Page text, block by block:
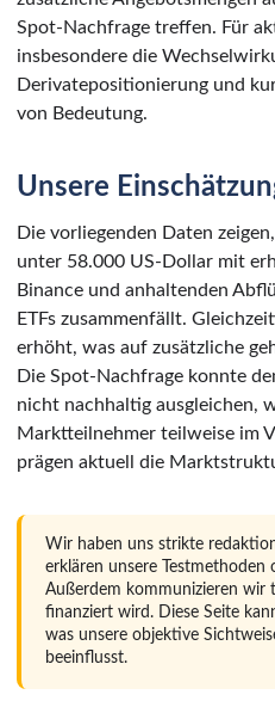
Spot-Nachfrage treffen. Für
insbesondere die
Derivatepositionierung und
von Bedeutung.
Unsere
Die vorliegenden Daten
unter 58.000 US-Dollar mit
Binance und anhaltenden
ETFs zusammenfällt.
erhöht, was auf zusätzliche
Die Spot-Nachfrage konnte
nicht nachhaltig ausgleichen,
Marktteilnehmer teilweise im
prägen aktuell die
Wir haben uns strikte
erklären unsere Testmethoden
Außerdem kommunizieren wir
finanziert wird. Diese Seite
was unsere objektive
beeinflusst.